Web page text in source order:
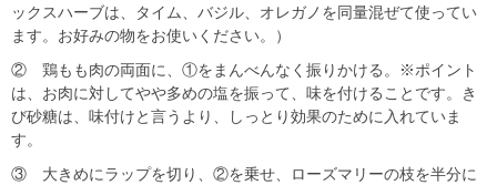
ックスハーブは、タイム、バジル、オレガノを同量混ぜて使ってい
ます。お好みの物をお使いください。）
② 鶏もも肉の両面に、①をまんべんなく振りかける。※ポイント
は、お肉に対してやや多めの塩を振って、味を付けることです。き
び砂糖は、味付けと言うより、しっとり効果のために入れていま
す。
③ 大きめにラップを切り、②を乗せ、ローズマリーの枝を半分に